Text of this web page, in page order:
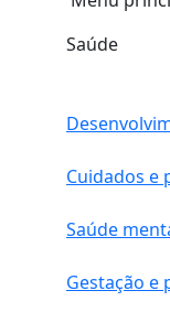
Saúde
Cuidados e
Saúde
Gestação e